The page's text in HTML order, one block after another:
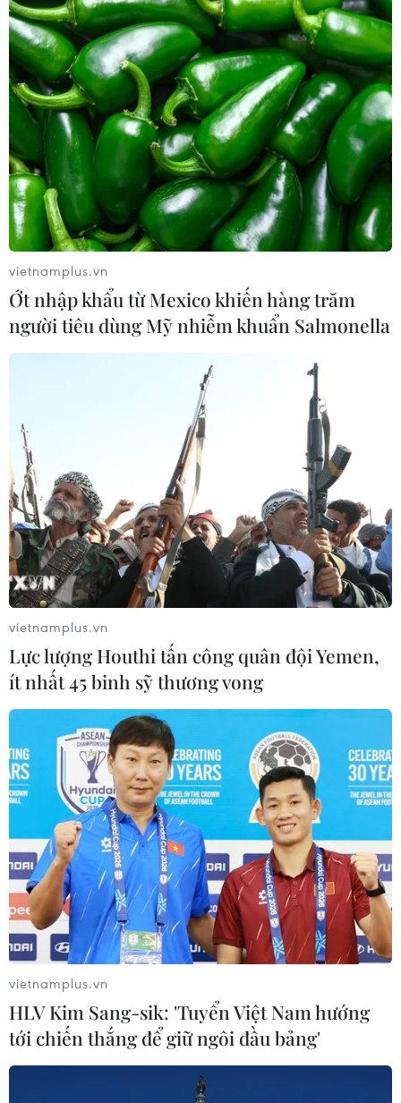
TIN CÙNG CHUYÊN MỤC
Hà Nội cảnh báo về việc sử dụng tế
bào gốc trong khám chữa bệnh, làm
vietnamplus.vn
Ớt nhập khẩu từ Mexico khiến hàng trăm
người tiêu dùng Mỹ nhiễm khuẩn Salmonella
vietnamplus.vn
Lực lượng Houthi tấn công quân đội Yemen,
ít nhất 45 binh sỹ thương vong
vietnamplus.vn
HLV Kim Sang-sik: 'Tuyển Việt Nam hướng
tới chiến thắng để giữ ngôi đầu bảng'